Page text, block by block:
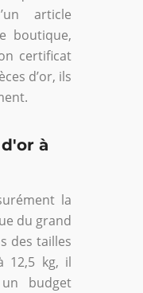
article
boutique,
certificat
d’or, ils
à
la
du grand
des tailles
12,5 kg, il
un budget